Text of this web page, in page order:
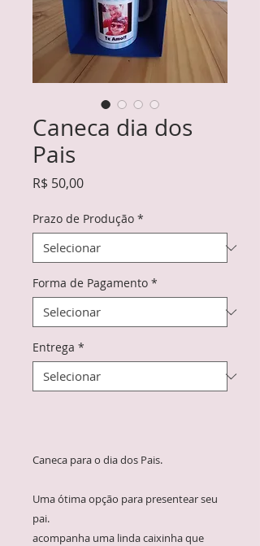
Caneca dia dos
Pais
R$ 50,00Preço
Prazo de Produção *
Forma de Pagamento *
Entrega *
Caneca para o dia dos Pais.
Uma ótima opção para presentear seu
pai.
acompanha uma linda caixinha que